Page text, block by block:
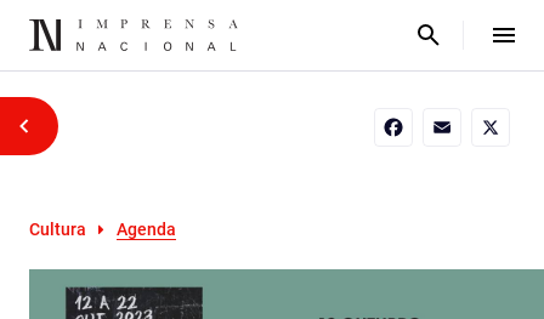
Cultura Agenda